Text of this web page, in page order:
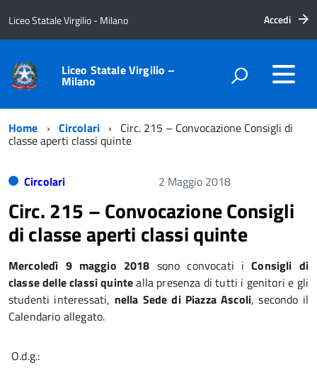
Liceo Statale Virgilio - Milano Accedi
Liceo Statale Virgilio –
Milano
Home Circolari Circ. 215 – Convocazione Consigli di
classe aperti classi quinte
Circolari 2 Maggio 2018
Circ. 215 – Convocazione Consigli
di classe aperti classi quinte
Mercoledì 9 maggio 2018 sono convocati iConsigli di
classe delle classi quintealla presenza di tutti i genitori e gli
studenti interessati, nella Sede di Piazza Ascoli, secondo il
Calendario allegato.
O.d.g.: